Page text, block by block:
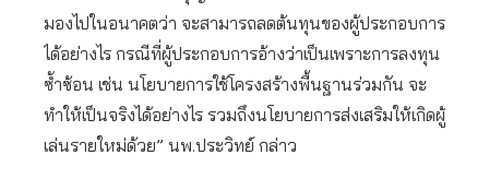
มองไปในอนาคตว่า จะสามารถลดต้นทุนของผู้ประกอบการ
ได้อย่างไร กรณีที่ผู้ประกอบการอ้างว่าเป็นเพราะการลงทุน
ซ้ำซ้อน เช่น นโยบายการใช้โครงสร้างพื้นฐานร่วมกัน จะ
ทำให้เป็นจริงได้อย่างไร รวมถึงนโยบายการส่งเสริมให้เกิดผู้
เล่นรายใหม่ด้วย” นพ.ประวิทย์ กล่าว